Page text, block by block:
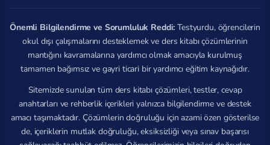
Önemli Bilgilendirme ve Sorumluluk Reddi: Testyurdu, öğrencilerin
okul dışı çalışmalarını desteklemek ve ders kitabı çözümlerinin
mantığını kavramalarına yardımcı olmak amacıyla kurulmuş
tamamen bağımsız ve gayri ticari bir yardımcı eğitim kaynağıdır.
Sitemizde sunulan tüm ders kitabı çözümleri, testler, cevap
anahtarları ve rehberlik içerikleri yalnızca bilgilendirme ve destek
amacı taşımaktadır. Çözümlerin doğruluğu için azami özen gösterilse
de, içeriklerin mutlak doğruluğu, eksiksizliği veya sınav başarısı